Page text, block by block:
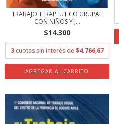
TRABAJO TERAPEUTICO GRUPAL
CON NIÑOS Y J...
$14.300
3 cuotas sin interés de $4.766,67